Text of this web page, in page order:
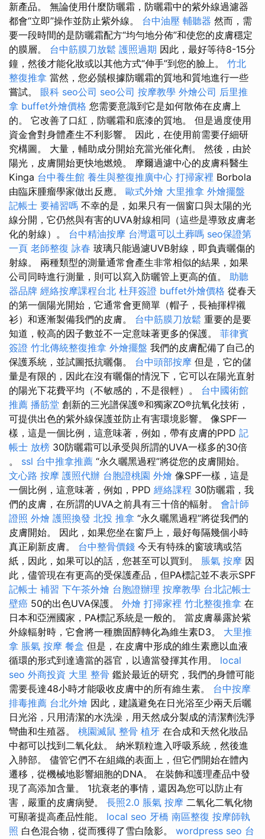
新產品。 無論使用什麼防曬霜，防曬霜中的紫外線過濾器
都會“立即”操作並防止紫外線。 台中油壓 輔聽器 然而，需
要一段時間的是防曬霜配方“均勻地分佈”和使您的皮膚穩定
的膜層。 台中筋膜刀放鬆 護照過期 因此，最好等待8-15分
鐘，然後才能化妝或以其他方式“伸手”到您的臉上。 竹北
整復推拿 當然，您必鬚根據防曬霜的質地和質地進行一些
嘗試。 眼科 seo公司 seo公司 按摩教學 外燴公司 后里推
拿 buffet外燴價格 您需要意識到它是如何散佈在皮膚上
的。 它改善了口紅，防曬霜和底漆的質地。 但是過度使用
資金會對身體產生不利影響。 因此，在使用前需要仔細研
究構圖。 大量，輔助成分開始充當光催化劑。 然後，由於
陽光，皮膚開始更快地燃燒。 摩爾過濾中心的皮膚科醫生
Kinga 台中養生館 養生與整復推廣中心 打掃家裡 Borbola
由臨床腫瘤學家做出反應。 歐式外燴 大里推拿 外燴擺盤
記帳士 要補習嗎 不幸的是，如果只有一個窗口與太陽的光
線分開，它仍然與有害的UVA射線相同（這些是導致皮膚老
化的射線）。 台中精油按摩 台灣還可以土葬嗎 seo保證第
一頁 老師整復 詠春 玻璃只能過濾UVB射線，即負責曬傷的
射線。 兩種類型的測量通常會產生非常相似的結果，如果
公司同時進行測量，則可以寫入防曬管上更高的值。 助聽
器品牌 經絡按摩課程台北 杜拜簽證 buffet外燴價格 從春天
的第一個陽光開始，它通常會更簡單（帽子，長袖揮桿襯
衫）和逐漸製備我們的皮膚。 台中筋膜刀放鬆 重要的是要
知道，較高的因子數並不一定意味著更多的保護。 菲律賓
簽證 竹北傳統整復推拿 外燴擺盤 我們的皮膚配備了自己的
保護系統，並試圖抵抗曬傷。 台中頭部按摩 但是，它的儲
量是有限的，因此在沒有曬傷的情況下，它可以在陽光直射
的陽光下花費平均（不敏感的，不是很輕）。 台中國術館
推薦 播筋堂 創新的三光譜保護®和獨家ZO®抗氧化技術，
可提供出色的紫外線保護並防止有害環境影響。 像SPF一
樣，這是一個比例，這意味著，例如，帶有皮膚的PPD 記
帳士 放榜 30防曬霜可以承受與所謂的UVA一樣多的30倍​​
。 ssl 台中推拿推薦 “永久曬黑過程”將從您的皮膚開始。
文心路 按摩 護照代辦 台胞證桃園 外燴 像SPF一樣，這是
一個比例，這意味著，例如，PPD 經絡課程 30防曬霜，我
們的皮膚，在所謂的UVA之前具有三十倍的輻射。 會計師
證照 外燴 護照換發 北投 推拿 “永久曬黑過程”將從我們的
皮膚開始。 因此，如果您坐在窗戶上，最好每隔幾個小時
真正刷新皮膚。 台中整骨價錢 今天有特殊的窗玻璃或箔
紙，因此，如果可以的話，您甚至可以買到。 脹氣 按摩 因
此，儘管現在有更高的受保護產品，但PA標記並不表示SPF
記帳士 補習 下午茶外燴 台胞證辦理 按摩教學 台北記帳士
壁癌 50的出色UVA保護。 外燴 打掃家裡 竹北整復推拿 在
日本和亞洲國家，PA標記系統是一般的。 當皮膚暴露於紫
外線輻射時，它會將一種膽固醇轉化為維生素D3。 大里推
拿 脹氣 按摩 餐盒 但是，在皮膚中形成的維生素應以血液
循環的形式到達適當的器官，以適當發揮其作用。 local
seo 外商投資 大里 整骨 鑑於最近的研究，我們的身體可能
需要長達48小時才能吸收皮膚中的所有維生素。 台中按摩
排毒推薦 台北外燴 因此，建議避免在日光浴至少兩天后曬
日光浴，只用清潔的水洗澡，用天然成分製成的清潔劑洗淨
彎曲和生殖器。 桃園滅鼠 整骨 植牙 在合成和天然化妝品
中都可以找到二氧化鈦。 納米顆粒進入呼吸系統，然後進
入肺部。 儘管它們不在組織的表面上，但它們開始在體內
遷移，從機械地影響細胞的DNA。 在裝飾和護理產品中發
現了高添加含量。 1抗衰老的事情，還因為您可以防止有
害，嚴重的皮膚病變。 長照2.0 脹氣 按摩 二氧化二氧化物
可顯著提高產品性能。 local seo 牙橋 南區整復 按摩師執
照 白色混合物，從而獲得了雪白陰影。 wordpress seo 台